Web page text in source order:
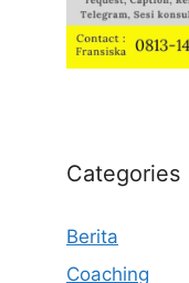
Categories
Berita
Coaching